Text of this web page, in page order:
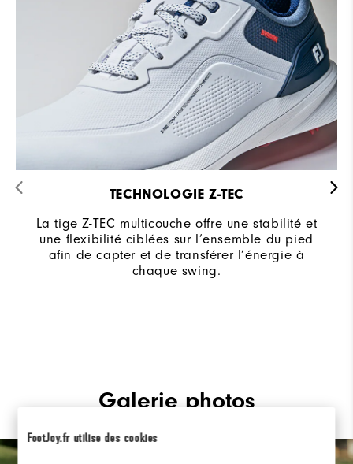
FootJoy.fr utilise des cookies
TECHNOLOGIE Z-TEC
La tige Z-TEC multicouche offre une stabilité et
une flexibilité ciblées sur l’ensemble du pied
afin de capter et de transférer l’énergie à
chaque swing.
Galerie photos